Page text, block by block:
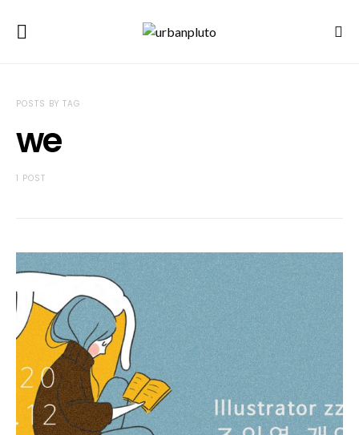
POSTS BY TAG
we
1 POST